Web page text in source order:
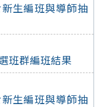
生編班與導師抽
班群編班結果
生編班與導師抽